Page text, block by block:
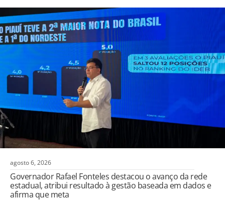
agosto 6, 2026
Governador Rafael Fonteles destacou o avanço da rede
estadual, atribui resultado à gestão baseada em dados e
afirma que meta